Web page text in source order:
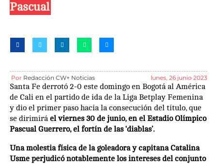
Pascual
Por Redacción CW+ Noticias lunes, 26 junio 2023
Santa Fe derrotó 2-0 este domingo en Bogotá al América
de Cali en el partido de ida de la Liga Betplay Femenina
y dio el primer paso hacia la consecución del título, que
se dirimirá el viernes 30 de junio, en el Estadio Olímpico
Pascual Guerrero, el fortín de las ‘diablas’.
Una molestia física de la goleadora y capitana Catalina
Usme perjudicó notablemente los intereses del conjunto